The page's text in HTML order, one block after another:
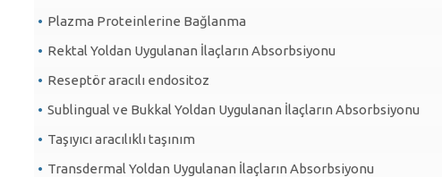
Plazma Proteinlerine Bağlanma
Rektal Yoldan Uygulanan İlaçların Absorbsiyonu
Reseptör aracılı endositoz
Sublingual ve Bukkal Yoldan Uygulanan İlaçların Absorbsiyonu
Taşıyıcı aracılıklı taşınım
Transdermal Yoldan Uygulanan İlaçların Absorbsiyonu